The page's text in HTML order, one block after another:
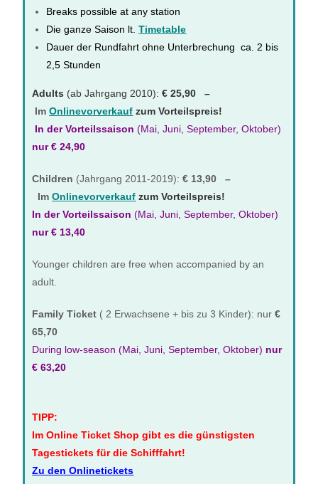
Breaks possible at any station
Die ganze Saison lt.Timetable
Dauer der Rundfahrt ohne Unterbrechung ca. 2 bis
2,5 Stunden
Adults (ab Jahrgang 2010): € 25,90 –
ImOnlinevorverkauf zum Vorteilspreis!
In der Vorteilssaison(Mai, Juni, September, Oktober)
nur € 24,90
Children (Jahrgang 2011-2019):€ 13,90 –
ImOnlinevorverkauf zum Vorteilspreis!
In der Vorteilssaison (Mai, Juni, September, Oktober)
nur € 13,40
Younger children are free when accompanied by an
adult.
Family Ticket ( 2 Erwachsene + bis zu 3 Kinder): nur€
65,70
During low-season(Mai, Juni, September, Oktober) nur
€ 63,20
TIPP:
Im Online Ticket Shop gibt es die günstigsten
Tagestickets für die Schifffahrt!
Zu den Onlinetickets